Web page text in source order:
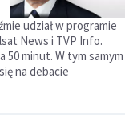
udział w programie
News i TVP Info.
50 minut. W tym samym
na debacie